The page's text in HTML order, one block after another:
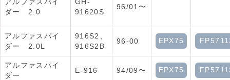
アルファスパイ
ダー 2.0
GH-
91620S
96/01〜
アルファスパイ
ダー 2.0L
916S2、
916S2B
96-00 EPX75
アルファスパイ
ダー
E-916 94/09〜 EPX75